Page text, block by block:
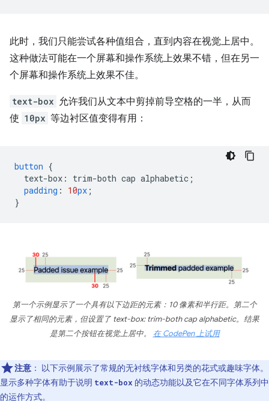
此时，我们只能尝试各种值组合，直到内容在视觉上居中。
这种做法可能在一个屏幕和操作系统上效果不错，但在另一
个屏幕和操作系统上效果不佳。
text-box 允许我们从文本中剪掉前导空格的一半，从而
使 10px 等边衬区值变得有用：
button {
text-box : trim-both cap alphabetic ;
padding : 10px ;
}
第一个示例显示了一个具有以下边距的元素：10 像素和半行距。第二个
显示了相同的元素，但设置了 text-box: trim-both cap alphabetic。结果
是第二个按钮在视觉上居中。 在 CodePen 上试用
注意 ： 以下示例展示了常规的无衬线字体和另类的花式或趣味字体。
显示多种字体有助于说明 text-box 的动态功能以及它在不同字体系列中
的运作方式。